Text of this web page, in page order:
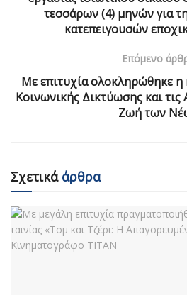
τεσσάρων (4) μηνών για
κατεπειγουσών
Επόμενο
Με επιτυχία ολοκληρώθηκε η
Κοινωνικής Δικτύωσης και τις
Ζωή των
Σχετικάάρθρα